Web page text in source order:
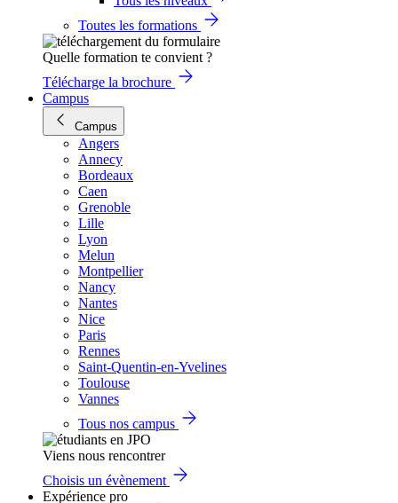
Toutes les formations
Quelle formation te convient ?
Télécharge la brochure
Campus
Campus
Angers
Annecy
Bordeaux
Caen
Grenoble
Lille
Lyon
Melun
Montpellier
Nancy
Nantes
Nice
Paris
Rennes
Saint-Quentin-en-Yvelines
Toulouse
Vannes
Tous nos campus
Viens nous rencontrer
Choisis un évènement
Expérience pro